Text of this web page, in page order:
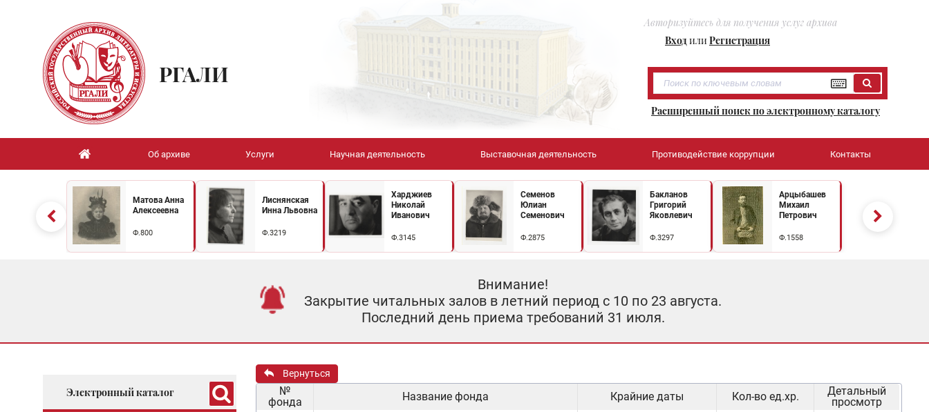
Авторизуйтесь для получения услуг архива
ВходилиРегистрация
РГАЛИ
Расширенный поиск по электронному каталогу
Об архиве Услуги Научная деятельность Выставочная деятельность Противодействие коррупции Контакты
Матова Анна
Алексеевна
Ф.800
Лиснянская
Инна Львовна
Ф.3219
Харджиев
Николай
Иванович
Ф.3145
Семенов
Юлиан
Семенович
Ф.2875
Бакланов
Григорий
Яковлевич
Ф.3297
Арцыбашев
Михаил
Петрович
Ф.1558
Внимание!
Закрытие читальных залов в летний период с 10 по 23 августа.
Последний день приема требований 31 июля.
Электронный каталог
Вернуться
№
фонда
Название фонда Крайние даты Кол-во ед.хр.
Детальный
просмотр